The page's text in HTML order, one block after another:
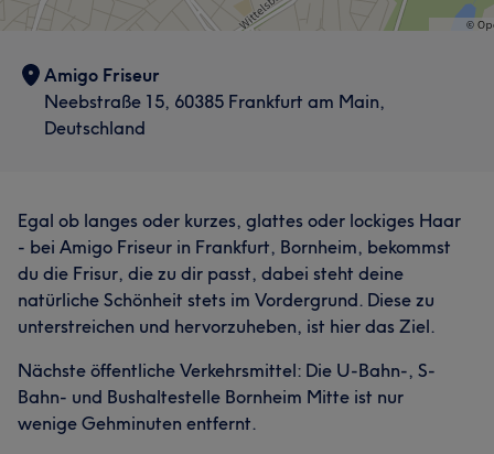
Amigo Friseur
Neebstraße 15, 60385 Frankfurt am Main,
Deutschland
Egal ob langes oder kurzes, glattes oder lockiges Haar
- bei Amigo Friseur in Frankfurt, Bornheim, bekommst
du die Frisur, die zu dir passt, dabei steht deine
natürliche Schönheit stets im Vordergrund. Diese zu
unterstreichen und hervorzuheben, ist hier das Ziel.
Nächste öffentliche Verkehrsmittel: Die U-Bahn-, S-
Bahn- und Bushaltestelle Bornheim Mitte ist nur
wenige Gehminuten entfernt.